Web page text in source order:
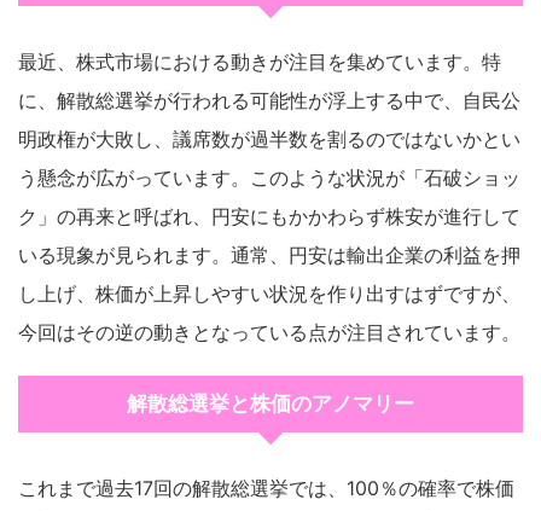
最近、株式市場における動きが注目を集めています。特
に、解散総選挙が行われる可能性が浮上する中で、自民公
明政権が大敗し、議席数が過半数を割るのではないかとい
う懸念が広がっています。このような状況が「石破ショッ
ク」の再来と呼ばれ、円安にもかかわらず株安が進行して
いる現象が見られます。通常、円安は輸出企業の利益を押
し上げ、株価が上昇しやすい状況を作り出すはずですが、
今回はその逆の動きとなっている点が注目されています。
解散総選挙と株価のアノマリー
これまで過去17回の解散総選挙では、100％の確率で株価